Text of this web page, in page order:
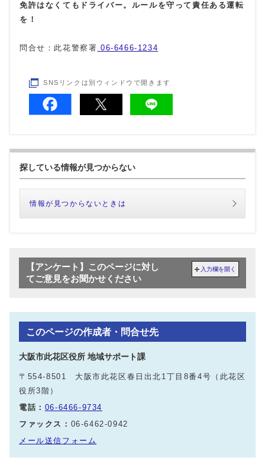
免許はなくてもドライバー。ルールを守って責任ある運転
を！
問合せ：此花警察署 06-6466-1234
SNSリンクは別ウィンドウで開きます
探している情報が見つからない
情報が見つからないときは
【アンケート】このページに対し
てご意見をお聞かせください
入力欄を開く
このページの作成者・問合せ先
大阪市此花区役所 地域サポート課
〒554-8501 大阪市此花区春日出北1丁目8番4号（此花区
役所3階）
電話： 06-6466-9734
ファックス： 06-6462-0942
メール送信フォーム